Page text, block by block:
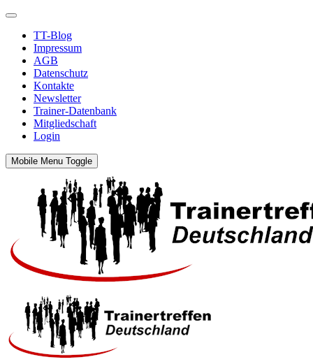
TT-Blog
Impressum
AGB
Datenschutz
Kontakte
Newsletter
Trainer-Datenbank
Mitgliedschaft
Login
Mobile Menu Toggle